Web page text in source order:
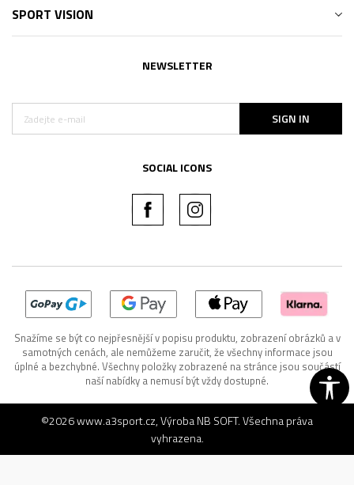
SPORT VISION
NEWSLETTER
SIGN IN
SOCIAL ICONS
Snažíme se být co nejpřesnější v popisu produktu, zobrazení obrázků a v
samotných cenách, ale nemůžeme zaručit, že všechny informace jsou
úplné a bezchybné. Všechny položky zobrazené na stránce jsou součástí
naší nabídky a nemusí být vždy dostupné.
©2026www.a3sport.cz, VýrobaNB SOFT. Všechna práva
vyhrazena.